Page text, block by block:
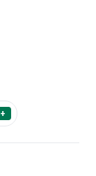
+